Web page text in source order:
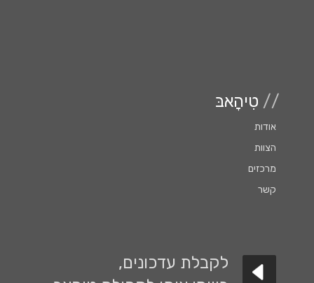
// טִיהָאבּ
אודות
הצוות
מרכזים
קשר
לקבלת עדכונים,